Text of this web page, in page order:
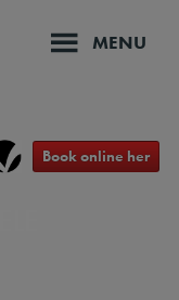
Book online her
MENU